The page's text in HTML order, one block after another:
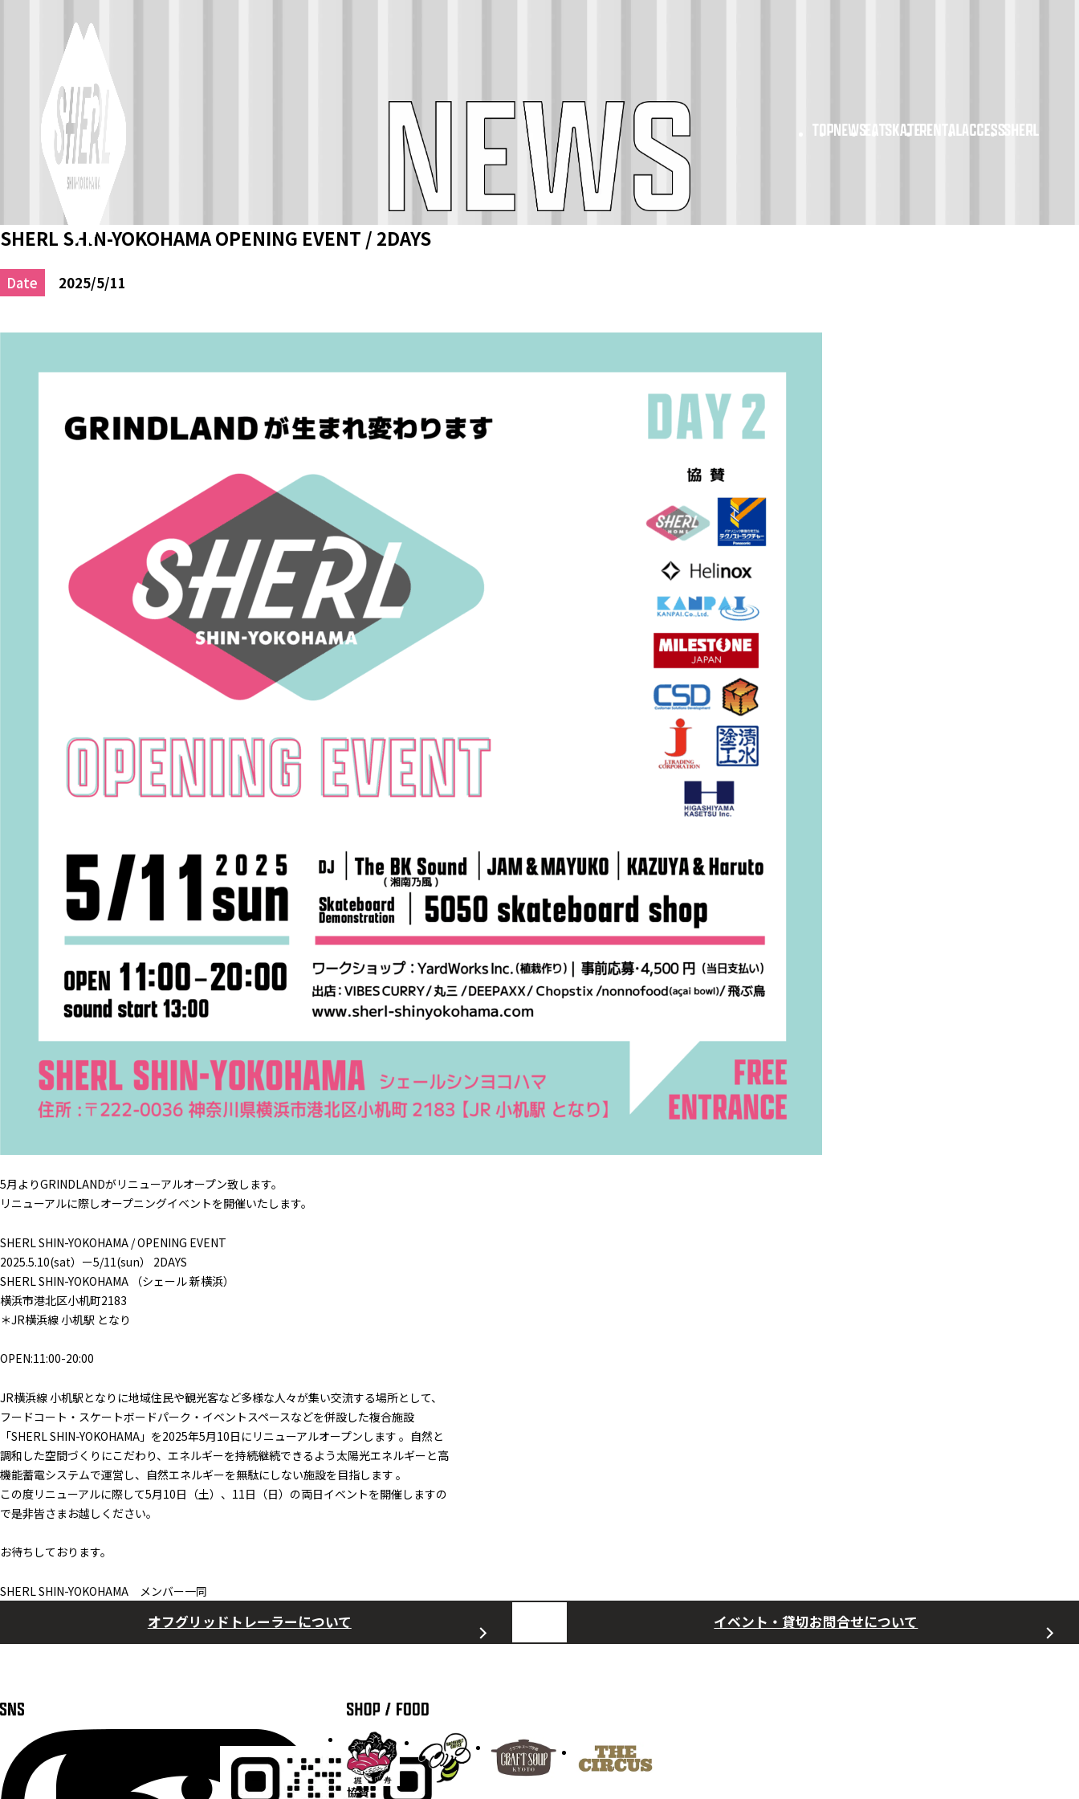
SHERL SHIN-YOKOHAMA OPENING EVENT / 2DAYS
Date 2025/5/11
5月よりGRINDLANDがリニューアルオープン致します。
リニューアルに際しオープニングイベントを開催いたします。
SHERL SHIN-YOKOHAMA / OPENING EVENT
2025.5.10(sat）ー5/11(sun） 2DAYS
SHERL SHIN-YOKOHAMA （シェール 新横浜）
横浜市港北区小机町2183
＊JR横浜線 小机駅 となり
OPEN:11:00-20:00
JR横浜線 小机駅となりに地域住民や観光客など多様な人々が集い交流する場所として、
フードコート・スケートボードパーク・イベントスペースなどを併設した複合施設
「SHERL SHIN-YOKOHAMA」を2025年5月10日にリニューアルオープンします 。自然と
調和した空間づくりにこだわり、エネルギーを持続継続できるよう太陽光エネルギーと高
機能蓄電システムで運営し、自然エネルギーを無駄にしない施設を目指します 。
この度リニューアルに際して5月10日（土）、11日（日）の両日イベントを開催しますの
で是非皆さまお越しください。
お待ちしております。
SHERL SHIN-YOKOHAMA メンバー一同
オフグリッドトレーラーについて イベント・貸切お問合せについて
協賛